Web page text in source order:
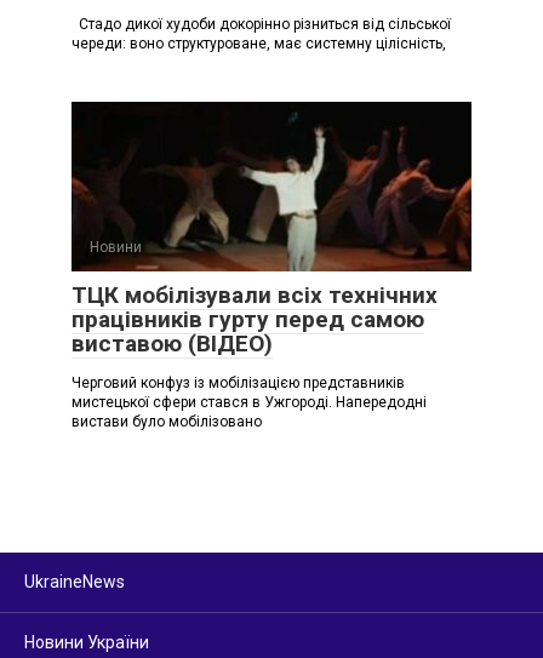
Стадо дикої худоби докорінно різниться від сільської
череди: воно структуроване, має системну цілісність,
Новини
ТЦК мобілізували всіх технічних
працівників гурту перед самою
виставою (ВІДЕО)
Черговий конфуз із мобілізацією представників
мистецької сфери стався в Ужгороді. Напередодні
вистави було мобілізовано
UkraineNews
Новини України